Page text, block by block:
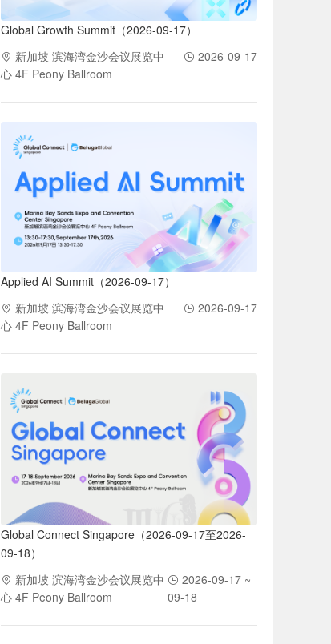
Global Growth Summit（2026-09-17）
新加坡 滨海湾金沙会议展览中
心 4F Peony Ballroom
2026-09-17
Applied AI Summit（2026-09-17）
新加坡 滨海湾金沙会议展览中
心 4F Peony Ballroom
2026-09-17
Global Connect Singapore（2026-09-17至2026-
09-18）
新加坡 滨海湾金沙会议展览中
心 4F Peony Ballroom
2026-09-17 ~
09-18